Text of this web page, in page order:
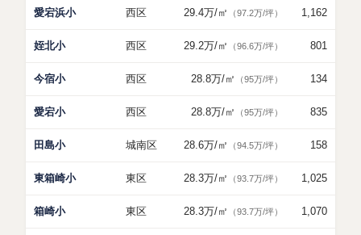
愛宕浜小 西区 29.4万/㎡ （97.2万/坪） 1,162
姪北小 西区 29.2万/㎡ （96.6万/坪） 801
今宿小 西区 28.8万/㎡ （95万/坪） 134
愛宕小 西区 28.8万/㎡ （95万/坪） 835
田島小 城南区 28.6万/㎡ （94.5万/坪） 158
東箱崎小 東区 28.3万/㎡ （93.7万/坪） 1,025
箱崎小 東区 28.3万/㎡ （93.7万/坪） 1,070